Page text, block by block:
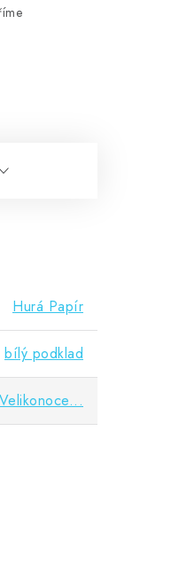
Hurá Papír
bílý podklad